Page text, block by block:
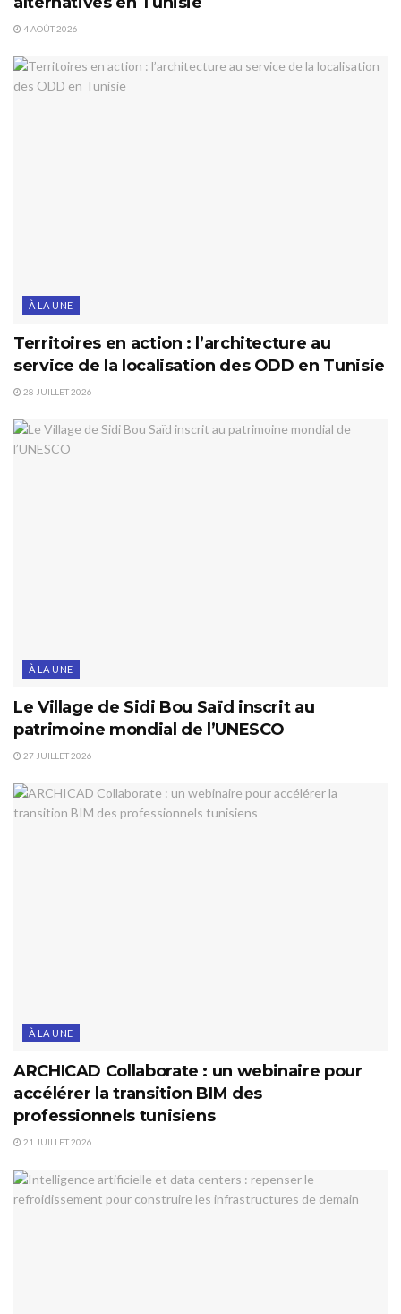
4 AOÛT 2026
À LA UNE
Territoires en action : l’architecture au
service de la localisation des ODD en Tunisie
28 JUILLET 2026
À LA UNE
Le Village de Sidi Bou Saïd inscrit au
patrimoine mondial de l’UNESCO
27 JUILLET 2026
À LA UNE
ARCHICAD Collaborate : un webinaire pour
accélérer la transition BIM des
professionnels tunisiens
21 JUILLET 2026